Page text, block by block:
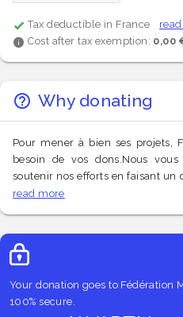
Tax deductible in France
Cost after tax exemption: 0,00
Why donating
Pour mener à bien ses projets,
besoin de vos dons.Nous
soutenir nos efforts en faisant un
collecte. Il n'y a pas de petit
read more
Your donation goes to Fédération
100% secure.